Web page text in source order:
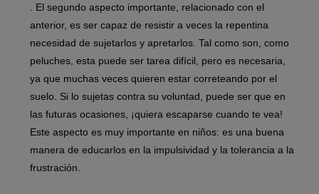
. El segundo aspecto importante, relacionado con el
anterior, es ser capaz de resistir a veces la repentina
necesidad de sujetarlos y apretarlos. Tal como son, como
peluches, esta puede ser tarea difícil, pero es necesaria,
ya que muchas veces quieren estar correteando por el
suelo. Si lo sujetas contra su voluntad, puede ser que en
las futuras ocasiones, ¡quiera escaparse cuando te vea!
Este aspecto es muy importante en niños: es una buena
manera de educarlos en la impulsividad y la tolerancia a la
frustración.